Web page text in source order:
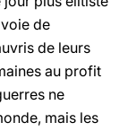
de
de leurs
au profit
ne
mais les